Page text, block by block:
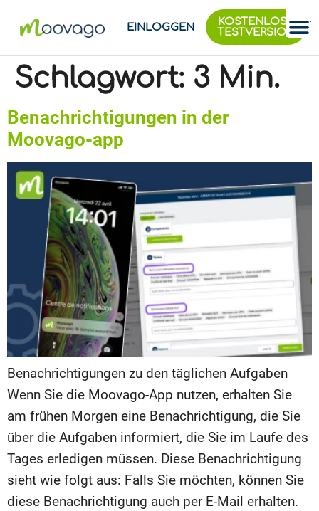
EINLOGGEN
KOSTENLOSE
TESTVERSION
Schlagwort: 3 Min.
Benachrichtigungen in der
Moovago-app
Benachrichtigungen zu den täglichen Aufgaben
Wenn Sie die Moovago-App nutzen, erhalten Sie
am frühen Morgen eine Benachrichtigung, die Sie
über die Aufgaben informiert, die Sie im Laufe des
Tages erledigen müssen. Diese Benachrichtigung
sieht wie folgt aus: Falls Sie möchten, können Sie
diese Benachrichtigung auch per E-Mail erhalten.